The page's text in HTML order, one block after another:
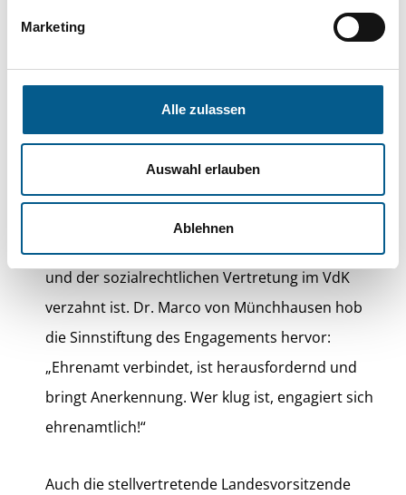
Marketing
Alle zulassen
Auswahl erlauben
Ablehnen
forderte sie sichere Renten, ein bezahlbares
Gesundheits- und Pflegesystem, die
konsequente Bekämpfung von Armut und eine
inklusive Teilhabe von Menschen mit
Behinderungen.
und der sozialrechtlichen Vertretung im VdK
verzahnt ist. Dr. Marco von Münchhausen hob
die Sinnstiftung des Engagements hervor:
„Ehrenamt verbindet, ist herausfordernd und
bringt Anerkennung. Wer klug ist, engagiert sich
ehrenamtlich!“
Auch die stellvertretende Landesvorsitzende